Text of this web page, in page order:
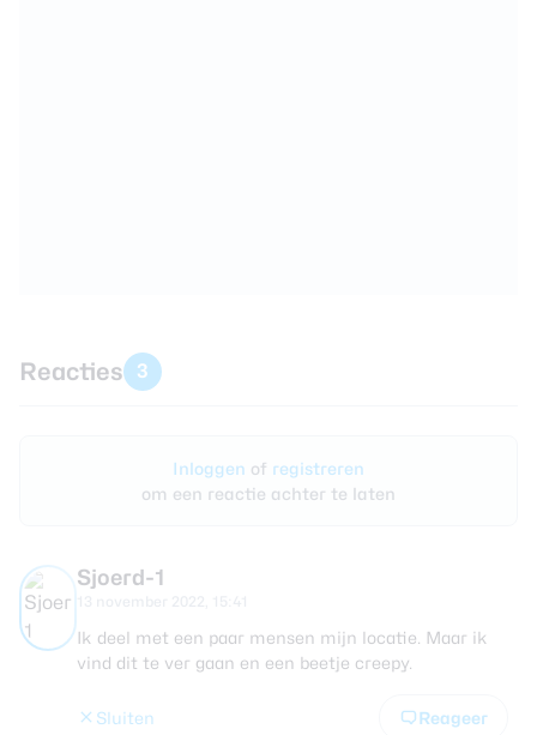
Reacties 3
Inloggen of registreren
om een reactie achter te laten
Sjoerd-1
Ik deel met een paar mensen mijn locatie. Maar ik
vind dit te ver gaan en een beetje creepy.
Sluiten Reageer